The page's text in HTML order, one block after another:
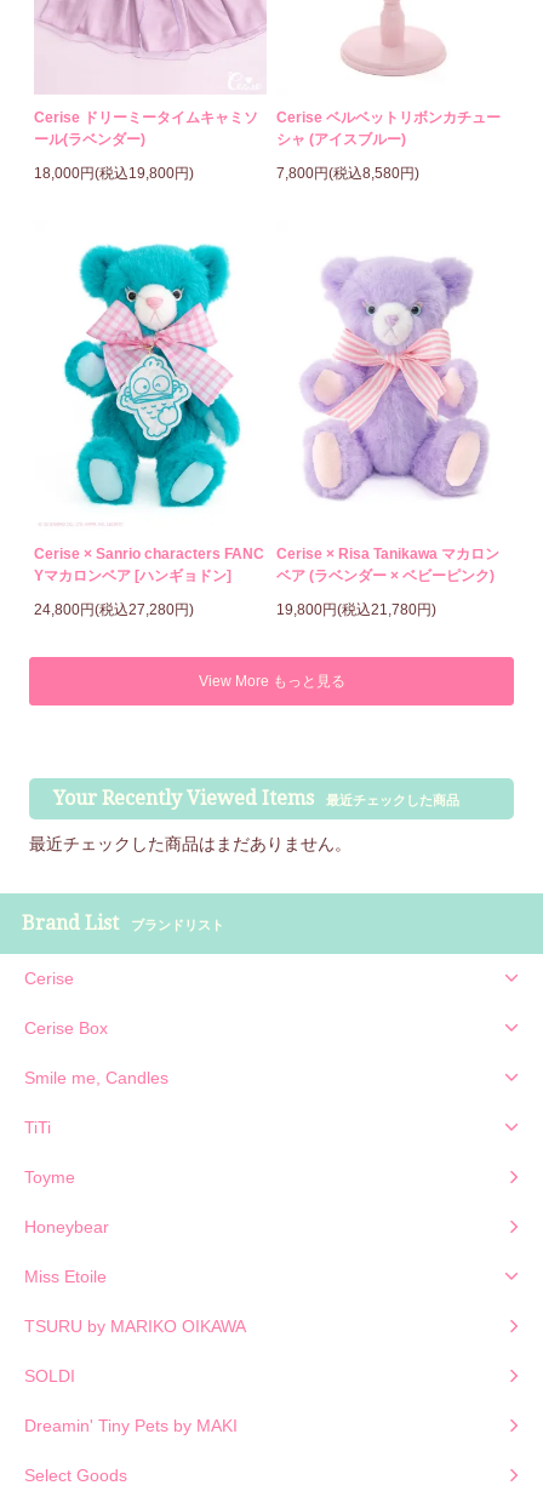
Cerise ドリーミータイムキャミソ
ール(ラベンダー)
18,000円(税込19,800円)
Cerise ベルベットリボンカチュー
シャ (アイスブルー)
7,800円(税込8,580円)
Cerise × Sanrio characters FANC
Yマカロンベア [ハンギョドン]
24,800円(税込27,280円)
Cerise × Risa Tanikawa マカロン
ベア (ラベンダー × ベビーピンク)
19,800円(税込21,780円)
View More もっと見る
Your Recently Viewed Items 最近チェックした商品
最近チェックした商品はまだありません。
Brand List ブランドリスト
Cerise
Cerise Box
Smile me, Candles
TiTi
Toyme
Honeybear
Miss Etoile
TSURU by MARIKO OIKAWA
SOLDI
Dreamin' Tiny Pets by MAKI
Select Goods